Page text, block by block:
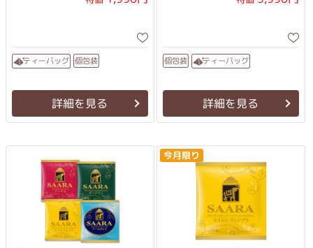
なくなるはずです。
ティーバッグ 個包装
詳細を見る
個包装 ティーバッグ
詳細を見る
今月限り